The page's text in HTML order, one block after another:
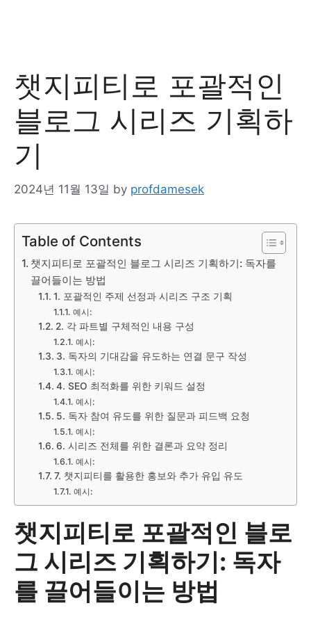
챗지피티로 포괄적인
블로그 시리즈 기획하
기
2024년 11월 13일 by profdamesek
Table of Contents
챗지피티로 포괄적인 블로그 시리즈 기획하기: 독자를
끌어들이는 방법
1. 포괄적인 주제 선정과 시리즈 구조 기획
예시:
2. 각 파트별 구체적인 내용 구성
예시:
3. 독자의 기대감을 유도하는 연결 문구 작성
예시:
4. SEO 최적화를 위한 키워드 설정
예시:
5. 독자 참여 유도를 위한 질문과 피드백 요청
예시:
6. 시리즈 전체를 위한 결론과 요약 정리
예시:
7. 챗지피티를 활용한 홍보와 추가 유입 유도
예시:
챗지피티로 포괄적인 블로
그 시리즈 기획하기: 독자
를 끌어들이는 방법